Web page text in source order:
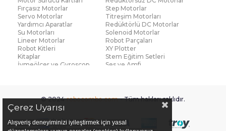
Fırçasız Motorlar
Step Motorlar
Servo Motorlar
Titreşim Motorları
Yardımcı Aparatlar
Redüktörlü DC Motorlar
Su Motorları
Solenoid Motorlar
Lineer Motorlar
Robot Parçaları
Robot Kitleri
XY Plotter
Kitaplar
Stem Eğitim Setleri
İvmeölçer ve Gyroscop
Ses ve Amfi
Voltaj ve Akım
Titreşim
Basınç ve Kuvvet
Manyetik ve Hall Effect
Mesafe, Çizgi ve Hareket
Sıcaklık ve Nem
Ateş Algılayıcı
Ağırlık
© 2024 robocombo.com - Tüm hakları saklıdır.
Çerez Uyarısı
Alışveriş deneyiminizi iyileştirmek için yasal